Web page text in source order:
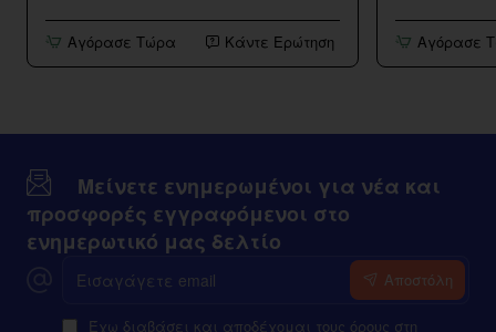
Kit
1300mAh
Αγόρασε Τώρα Κάντε Ερώτηση
Kit
Αγόρασε
Μείνετε ενημερωμένοι για νέα και
προσφορές εγγραφόμενοι στο
ενημερωτικό μας δελτίο
email
Αποστόλη
Έχω διαβάσει και αποδέχομαι τους όρους στη